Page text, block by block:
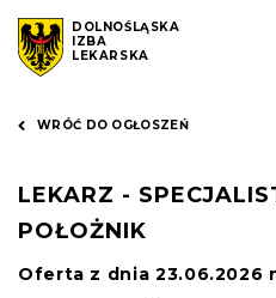
DOLNOŚLĄSKA
IZBA
LEKARSKA
WRÓĆ DO OGŁOSZEŃ
LEKARZ -
POŁOŻNIK
Oferta z dnia 23.06.2026